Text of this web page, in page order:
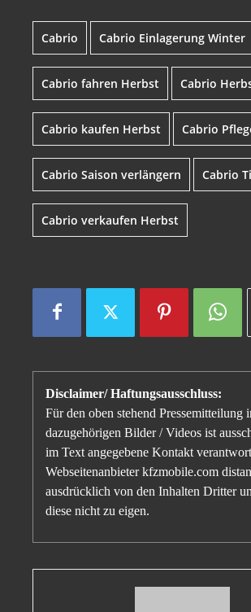
Cabrio Cabrio Einlagerung Winter
Cabrio fahren Herbst Cabrio
Cabrio kaufen Herbst Cabrio
Cabrio Saison verlängern Cabrio
Cabrio verkaufen Herbst
Disclaimer/ Haftungsausschluss:
Für den oben stehend Pressemitteilung
dazugehörigen Bilder / Videos ist
im Text angegebene Kontakt
Webseitenanbieter kfzmobile.com
ausdrücklich von den Inhalten Dritter
diese nicht zu eigen.